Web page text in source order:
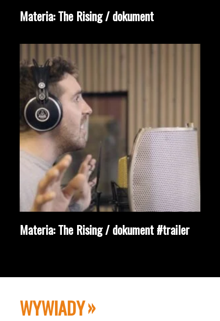
Materia: The Rising / dokument
Materia: The Rising / dokument #trailer
WYWIADY